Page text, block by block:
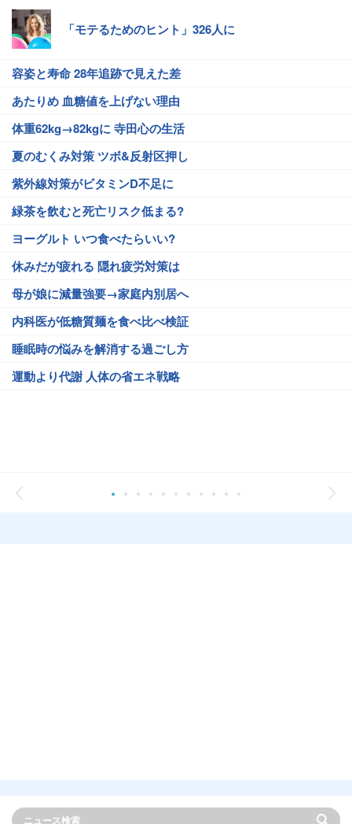
「モテるためのヒント」326人に
容姿と寿命 28年追跡で見えた差
あたりめ 血糖値を上げない理由
体重62kg→82kgに 寺田心の生活
夏のむくみ対策 ツボ&反射区押し
紫外線対策がビタミンD不足に
緑茶を飲むと死亡リスク低まる?
ヨーグルト いつ食べたらいい?
休みだが疲れる 隠れ疲労対策は
母が娘に減量強要→家庭内別居へ
内科医が低糖質麺を食べ比べ検証
睡眠時の悩みを解消する過ごし方
運動より代謝 人体の省エネ戦略